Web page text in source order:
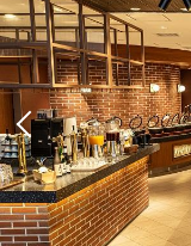
禁煙
セミダブル×2